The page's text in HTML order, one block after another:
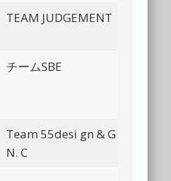
TEAM JUDGEMENT
チームSBE
Team 55desi gn & G.
N. C